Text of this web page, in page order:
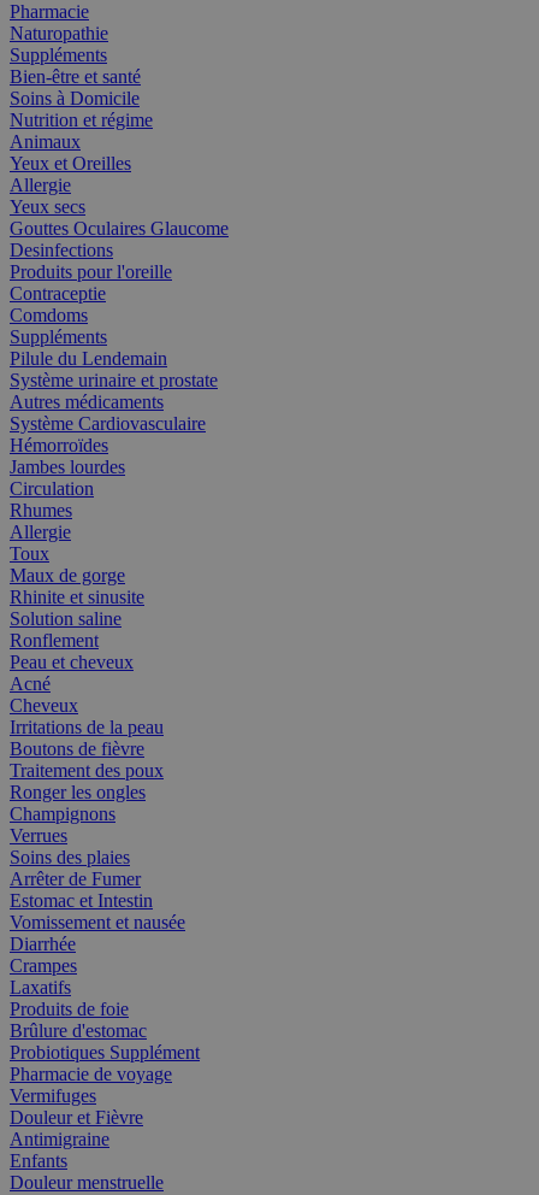
Pharmacie
Naturopathie
Suppléments
Bien-être et santé
Soins à Domicile
Nutrition et régime
Animaux
Yeux et Oreilles
Allergie
Yeux secs
Gouttes Oculaires Glaucome
Desinfections
Produits pour l'oreille
Contraceptie
Comdoms
Suppléments
Pilule du Lendemain
Système urinaire et prostate
Autres médicaments
Système Cardiovasculaire
Hémorroïdes
Jambes lourdes
Circulation
Rhumes
Allergie
Toux
Maux de gorge
Rhinite et sinusite
Solution saline
Ronflement
Peau et cheveux
Acné
Cheveux
Irritations de la peau
Boutons de fièvre
Traitement des poux
Ronger les ongles
Champignons
Verrues
Soins des plaies
Arrêter de Fumer
Estomac et Intestin
Vomissement et nausée
Diarrhée
Crampes
Laxatifs
Produits de foie
Brûlure d'estomac
Probiotiques Supplément
Pharmacie de voyage
Vermifuges
Douleur et Fièvre
Antimigraine
Enfants
Douleur menstruelle